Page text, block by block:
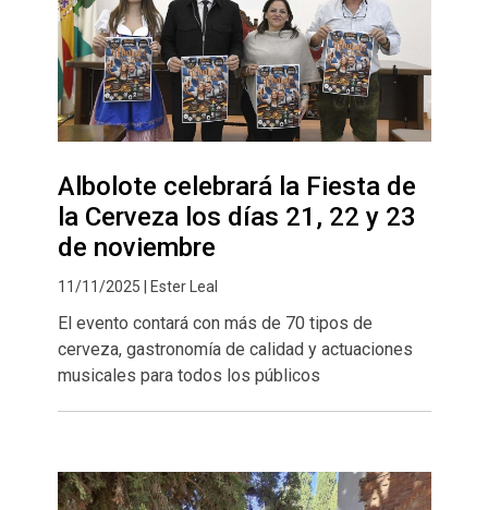
Albolote celebrará la Fiesta de
la Cerveza los días 21, 22 y 23
de noviembre
11/11/2025 | Ester Leal
El evento contará con más de 70 tipos de
cerveza, gastronomía de calidad y actuaciones
musicales para todos los públicos